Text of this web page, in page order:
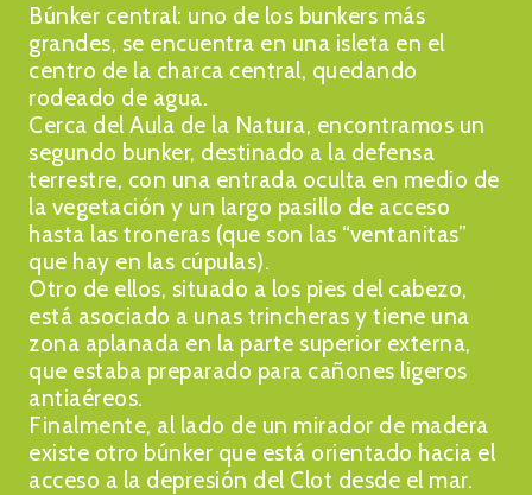
Búnker central: uno de los bunkers más
grandes, se encuentra en una isleta en el
centro de la charca central, quedando
rodeado de agua.
Cerca del Aula de la Natura, encontramos un
segundo bunker, destinado a la defensa
terrestre, con una entrada oculta en medio de
la vegetación y un largo pasillo de acceso
hasta las troneras (que son las “ventanitas”
que hay en las cúpulas).
Otro de ellos, situado a los pies del cabezo,
está asociado a unas trincheras y tiene una
zona aplanada en la parte superior externa,
que estaba preparado para cañones ligeros
antiaéreos.
Finalmente, al lado de un mirador de madera
existe otro búnker que está orientado hacia el
acceso a la depresión del Clot desde el mar.